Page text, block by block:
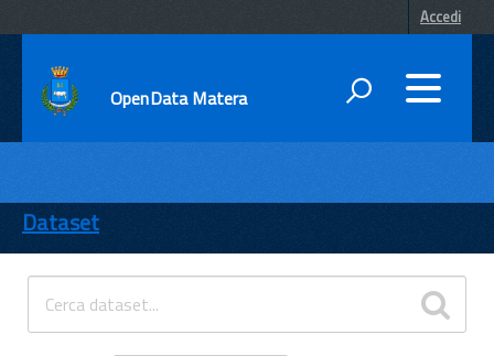
Accedi
OpenData Matera
ENTI
TEMI
INFORMAZIONI
Dataset